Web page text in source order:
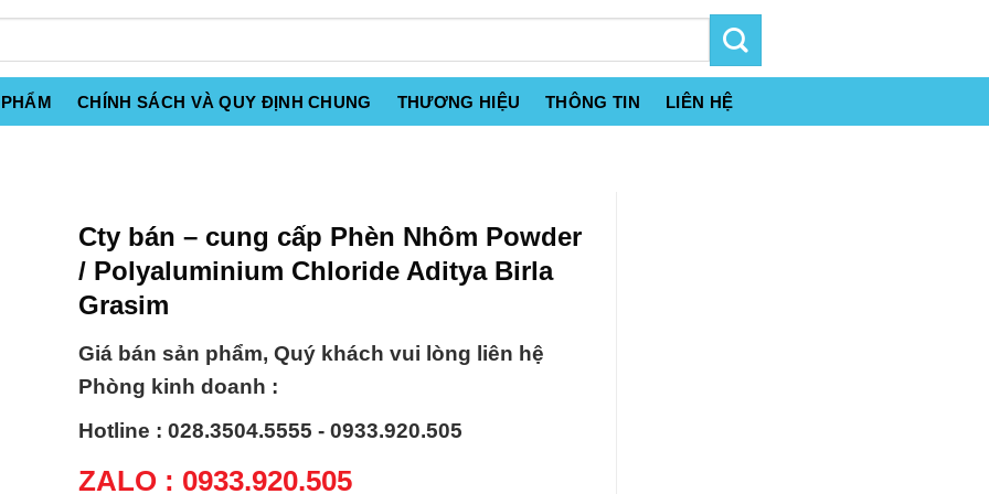
CHÍNH SÁCH VÀ QUY ĐỊNH CHUNG THƯƠNG HIỆU THÔNG TIN LIÊN HỆ
Cty bán – cung cấp Phèn Nhôm Powder
/ Polyaluminium Chloride Aditya Birla
Grasim
Giá bán sản phẩm, Quý khách vui lòng liên hệ
Phòng kinh doanh :
Hotline : 028.3504.5555 - 0933.920.505
ZALO : 0933.920.505